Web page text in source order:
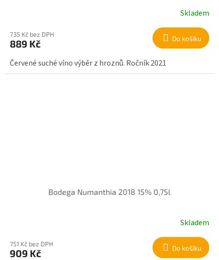
Skladem
735 Kč bez DPH
889 Kč Do košíku
Červené suché víno výběr z hroznů. Ročník 2021
Bodega Numanthia 2018 15% 0,75l
Skladem
751 Kč bez DPH
909 Kč Do košíku